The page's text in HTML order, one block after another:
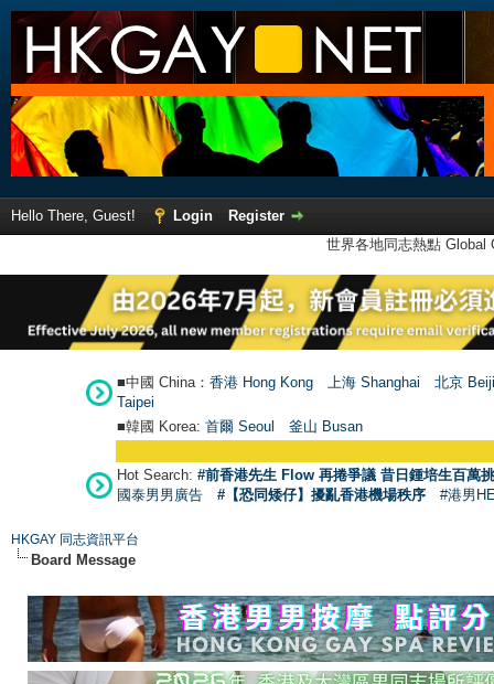
Hello There, Guest! Login
Register
世界各地同志熱點
■中國 China： 香港 Hong Kong 上海 Shanghai
北京
Taipei
■韓國 Korea: 首爾 Seoul 釜山 Busan
Hot Search: #前香港先生 Flow 再捲爭議 昔日鍾培生百萬
國泰男男廣告
#【恐同矮仔】擾亂香港機場秩序 #港男
HKGAY 同志資訊平台
Board Message